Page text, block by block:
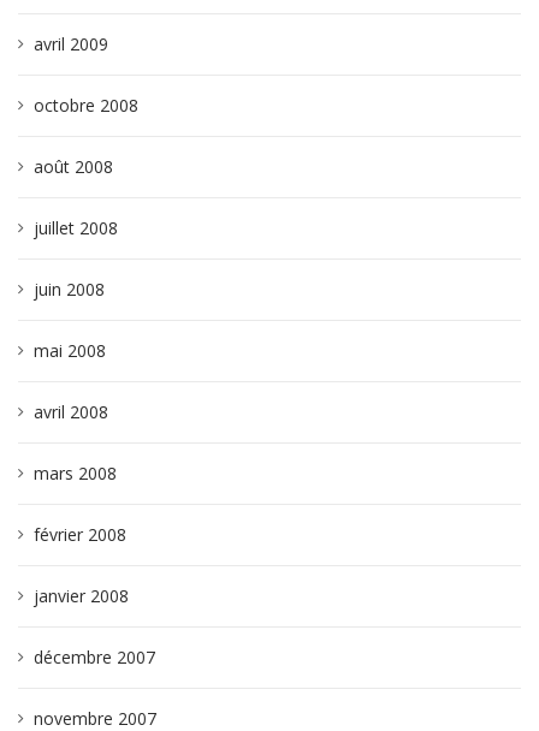
avril 2009
octobre 2008
août 2008
juillet 2008
juin 2008
mai 2008
avril 2008
mars 2008
février 2008
janvier 2008
décembre 2007
novembre 2007